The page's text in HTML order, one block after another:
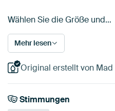
Wählen Sie die Größe und…
Mehr lesen
Original erstellt von Mad
Stimmungen